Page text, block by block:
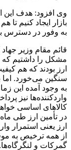
وی افزود: هدف این
بازار ایجاد کنیم
به وفور در دسترس
قائم مقام وزیر
مشکل را داشتیم
ارز بودند که هم
سنگین می‌خورد. اما
به وجود آمده این
واردکننده‌ها نیز
کالاهای اساسی
در تأمین ارز طی
ارز یعنی استمرار
از همه ترخیص به
گمرکات و لنگرگاه‌ها.